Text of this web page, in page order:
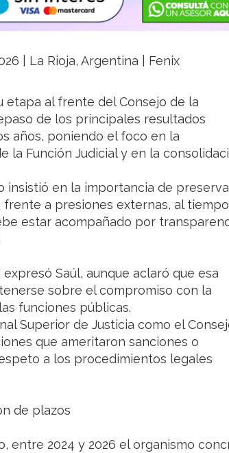
| La Rioja, Argentina | Fenix
etapa al frente del Consejo de la
de los principales resultados
años, poniendo el foco en la
la Función Judicial y en la
insistió en la importancia de
a presiones externas, al
estar acompañado por
Saúl, aunque aclaró que esa
sobre el compromiso con la
funciones públicas.
Superior de Justicia como el
que ameritaron sanciones o
a los procedimientos legales
de plazos
entre 2024 y 2026 el organismo